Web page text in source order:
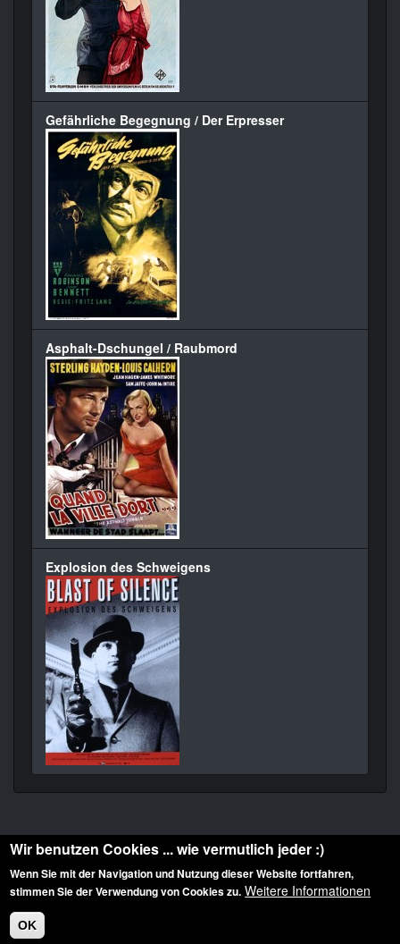
Gefährliche Begegnung / Der Erpresser
Asphalt-Dschungel / Raubmord
Explosion des Schweigens
Diese Website ist urheberrechtlich geschützt: © 2010-2026 der Film Noir de. Alle
Rechte vorbehalten.
Wir benutzen Cookies ... wie vermutlich jeder :)
Wenn Sie mit der Navigation und Nutzung dieser Website fortfahren,
stimmen Sie der Verwendung von Cookies zu. Weitere Informationen
OK